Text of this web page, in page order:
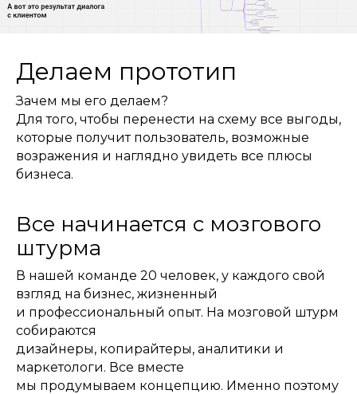
Делаем прототип
Зачем мы его делаем?
Для того, чтобы перенести на схему все выгоды,
которые получит пользователь, возможные
возражения и наглядно увидеть все плюсы
бизнеса.
Все начинается с мозгового
штурма
В нашей команде 20 человек, у каждого свой
взгляд на бизнес, жизненный
и профессиональный опыт. На мозговой штурм
собираются
дизайнеры, копирайтеры, аналитики и
маркетологи. Все вместе
мы продумываем концепцию. Именно поэтому